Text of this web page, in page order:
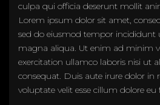
culpa qui officia deserunt mollit
Lorem ipsum dolor sit amet,
sed do eiusmod tempor incididunt
magna aliqua. Ut enim ad minim
exercitation ullamco laboris nisi ut
consequat. Duis aute irure dolor in
voluptate velit esse cillum dolore